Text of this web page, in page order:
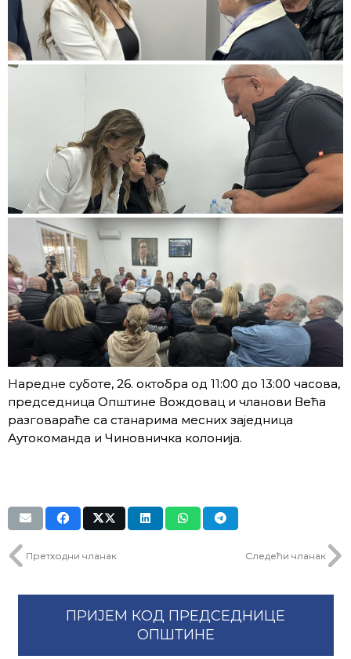
Наредне суботе, 26. октобра од 11:00 до 13:00 часова,
председница Општине Вождовац и чланови Већа
разговараће са станарима месних заједница
Аутокоманда и Чиновничка колонија.
Претходни чланак Следећи чланак
ПРИЈЕМ КОД ПРЕДСЕДНИЦЕ
ОПШТИНЕ